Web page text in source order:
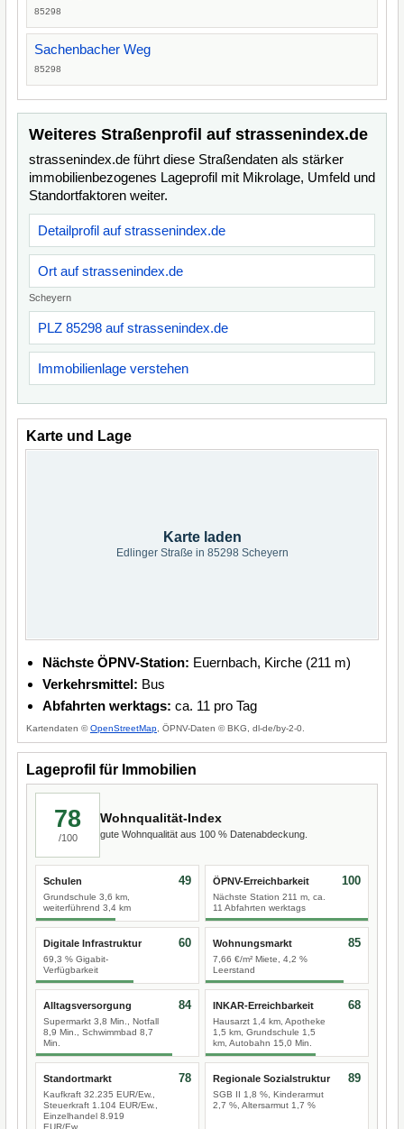
85298
Sachenbacher Weg
85298
Weiteres Straßenprofil auf strassenindex.de
strassenindex.de führt diese Straßendaten als stärker
immobilienbezogenes Lageprofil mit Mikrolage, Umfeld und
Standortfaktoren weiter.
Detailprofil auf strassenindex.de
Ort auf strassenindex.de
Scheyern
PLZ 85298 auf strassenindex.de
Immobilienlage verstehen
Karte und Lage
Karte laden
Edlinger Straße in 85298 Scheyern
Nächste ÖPNV-Station: Euernbach, Kirche (211 m)
Verkehrsmittel: Bus
Abfahrten werktags: ca. 11 pro Tag
Kartendaten ©OpenStreetMap , ÖPNV-Daten © BKG, dl-de/by-2-0.
Lageprofil für Immobilien
78
/100
Wohnqualität-Index
gute Wohnqualität aus 100 % Datenabdeckung.
Schulen
Grundschule 3,6 km,
weiterführend 3,4 km
49 ÖPNV-Erreichbarkeit
Nächste Station 211 m, ca.
11 Abfahrten werktags
100
Digitale Infrastruktur
69,3 % Gigabit-
Verfügbarkeit
60 Wohnungsmarkt
7,66 €/m² Miete, 4,2 %
Leerstand
85
Alltagsversorgung
Supermarkt 3,8 Min., Notfall
8,9 Min., Schwimmbad 8,7
Min.
84 INKAR-Erreichbarkeit
Hausarzt 1,4 km, Apotheke
1,5 km, Grundschule 1,5
km, Autobahn 15,0 Min.
68
Standortmarkt
Kaufkraft 32.235 EUR/Ew.,
Steuerkraft 1.104 EUR/Ew.,
Einzelhandel 8.919
EUR/Ew.
78 Regionale Sozialstruktur
SGB II 1,8 %, Kinderarmut
2,7 %, Altersarmut 1,7 %
89